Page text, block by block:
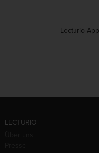
Lecturio-App
LECTURIO